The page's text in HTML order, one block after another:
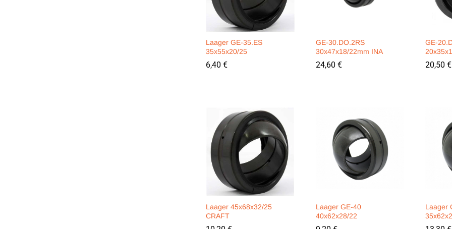
Laager GE-35.ES
35x55x20/25
6,40 €
6,40 €
GE-30.DO.2RS
30x47x18/22mm INA
24,60 €
24,60 €
GE-
20,50 €
20,50 €
Laager 45x68x32/25
CRAFT
Laager GE-40
40x62x28/22
Laager